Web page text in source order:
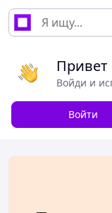
Привет
Войди и
Войти